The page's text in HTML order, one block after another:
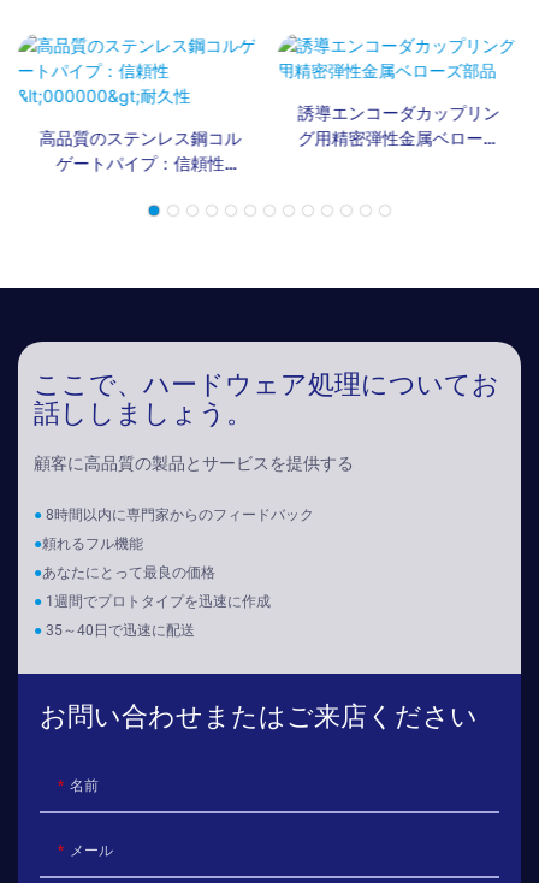
高品質のステンレス鋼コル
ゲートパイプ：信頼性
誘導エンコーダカップリン
グ用精密弾性金属ベローズ
ここで、ハードウェア処理についてお
話ししましょう。
顧客に高品質の製品とサービスを提供する
●8時間以内に専門家からのフィードバック
●頼れるフル機能
●あなたにとって最良の価格
● 1週間でプロトタイプを迅速に作成
●35～40日で迅速に配送
お問い合わせまたはご来店ください
名前
メール